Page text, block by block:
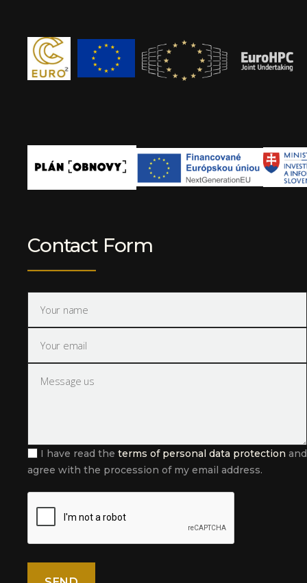
Contact Form
I have read the terms of personal data protection and
agree with the procession of my email address.